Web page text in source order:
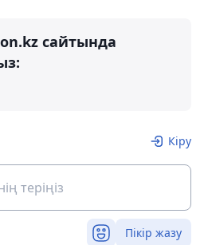
сайтында
Кіру
Пікір жазу